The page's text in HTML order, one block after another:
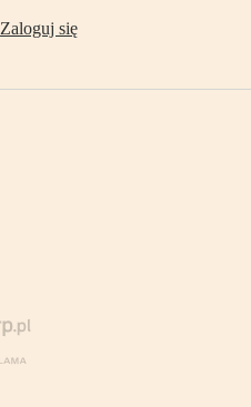
Zaloguj się